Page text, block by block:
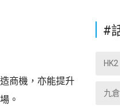
商機，亦能提升
。
#
HK2
九